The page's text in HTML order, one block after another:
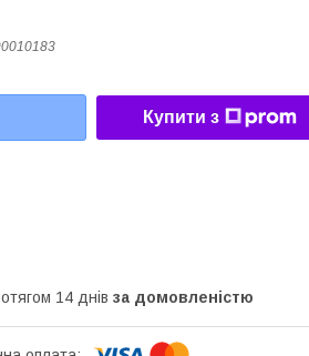
Купити з
14 днів за домовленістю